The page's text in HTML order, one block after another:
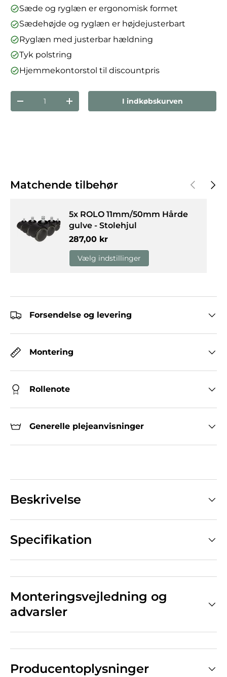
Sæde og ryglæn er ergonomisk formet
Sædehøjde og ryglæn er højdejusterbart
Ryglæn med justerbar hældning
Tyk polstring
Hjemmekontorstol til discountpris
Antal
Reducer mængdenForøg mængdenI indkøbskurven
Matchende tilbehør Forrige
5x ROLO 11mm/50mm Hårde
gulve - Stolehjul
Normalpris
287,00 kr
Vælg indstillinger
Forsendelse og levering
Montering
Rollenote
Generelle plejeanvisninger
Beskrivelse
Specifikation
Monteringsvejledning og
advarsler
Producentoplysninger